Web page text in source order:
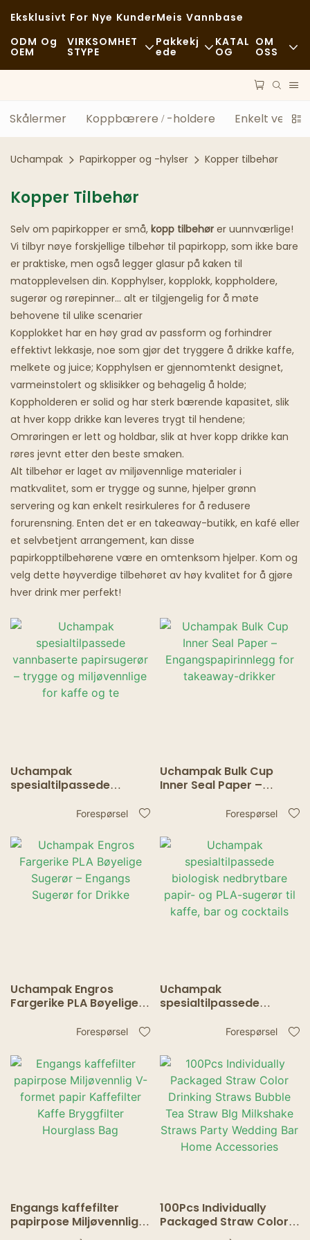
Eksklusivt For Nye KunderMeis Vannbase
ODM Og
OEM
VIRKSOMHET
STYPE
Buffé
Matvogner
Bakeri
Fettete Skje
Spøkelsesrestauranter
Pakkekj
Ede
Transport
KATAL
OG
OM
OSS
Nyheter
Bærekraft
Skålermer Koppbærere / -holdere Enkelt
Uchampak Papirkopper og -hylser Kopper tilbehør
Kopper Tilbehør
Selv om papirkopper er små, kopp tilbehør er uunnværlige!
Vi tilbyr nøye forskjellige tilbehør til papirkopp, som ikke bare
er praktiske, men også legger glasur på kaken til
matopplevelsen din. Kopphylser, kopplokk, koppholdere,
sugerør og rørepinner... alt er tilgjengelig for å møte
behovene til ulike scenarier
Kopplokket har en høy grad av passform og forhindrer
effektivt lekkasje, noe som gjør det tryggere å drikke kaffe,
melkete og juice; Kopphylsen er gjennomtenkt designet,
varmeinstolert og sklisikker og behagelig å holde;
Koppholderen er solid og har sterk bærende kapasitet, slik
at hver kopp drikke kan leveres trygt til hendene;
Omrøringen er lett og holdbar, slik at hver kopp drikke kan
røres jevnt etter den beste smaken.
Alt tilbehør er laget av miljøvennlige materialer i
matkvalitet, som er trygge og sunne, hjelper grønn
servering og kan enkelt resirkuleres for å redusere
forurensning. Enten det er en takeaway-butikk, en kafé eller
et selvbetjent arrangement, kan disse
papirkopptilbehørene være en omtenksom hjelper. Kom og
velg dette høyverdige tilbehøret av høy kvalitet for å gjøre
hver drink mer perfekt!
Uchampak
spesialtilpassede
papirsugerør – trygge
kaffe og te
Forespørsel
Uchampak Bulk Cup
Inner Seal Paper –
for takeaway-drikker
Forespørsel
Uchampak Engros
Fargerike PLA Bøyelige
Sugerør for Drikke
Forespørsel
Uchampak
spesialtilpassede
papir- og PLA-sugerør
cocktails
Forespørsel
Engangs kaffefilter
papirpose Miljøvennlig
V-formet papir
100Pcs Individually
Packaged Straw Color
Drinking Straws Bubble